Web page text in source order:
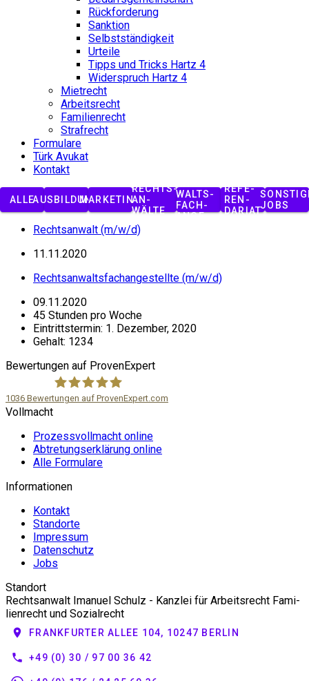
Rück­for­derung
Sanktion
Selbst­stän­digkeit
Urteile
Tipps und Tricks Hartz 4
Wider­spruch Hartz 4
Miet­recht
Arbeits­recht
Fami­li­en­recht
Straf­recht
Formulare
Türk Avukat
Kontakt
ALLEAUSBILDUNGMARKETING
RECHTS­
AN­
WÄLTE
WALTS­
FACH­
AN­GE­
REFE­
REN­
DARIATJOBS
Rechts­anwalt (m/w/d)
11.11.2020
Rechts­an­walts­fach­an­ge­stellte (m/w/d)
09.11.2020
45 Stunden pro Woche
Eintritts­termin: 1. Dezember, 2020
Gehalt: 1234
Bewer­tungen auf ProvenExpert
1036 Bewertungen auf ProvenExpert.com
Voll­macht
Prozess­voll­macht online
Abtre­tungs­er­klärung online
Alle Formulare
Infor­ma­tionen
Kontakt
Standorte
Impressum
Daten­schutz
Jobs
Standort
Rechts­anwalt Imanuel Schulz - Kanzlei für Arbeits­recht Fami­
li­en­recht und Sozialrecht
place FRANKFURTER ALLEE 104, 10247 BERLIN
phone +49 (0) 30 / 97 00 36 42